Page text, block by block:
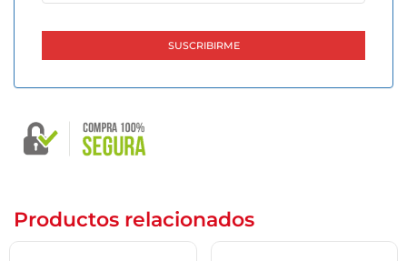
Productos relacionados